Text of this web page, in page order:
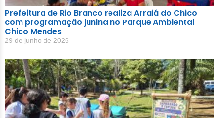
Prefeitura de Rio Branco realiza Arraiá do Chico
com programação junina no Parque Ambiental
Chico Mendes
29 de junho de 2026